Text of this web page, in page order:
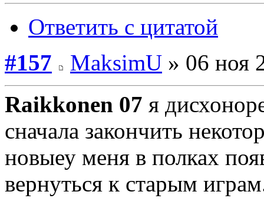
Ответить с цитатой
#157
MaksimU » 06 ноя
Raikkonen 07 я
сначала закончить
новыеу меня в полках
вернуться к старым